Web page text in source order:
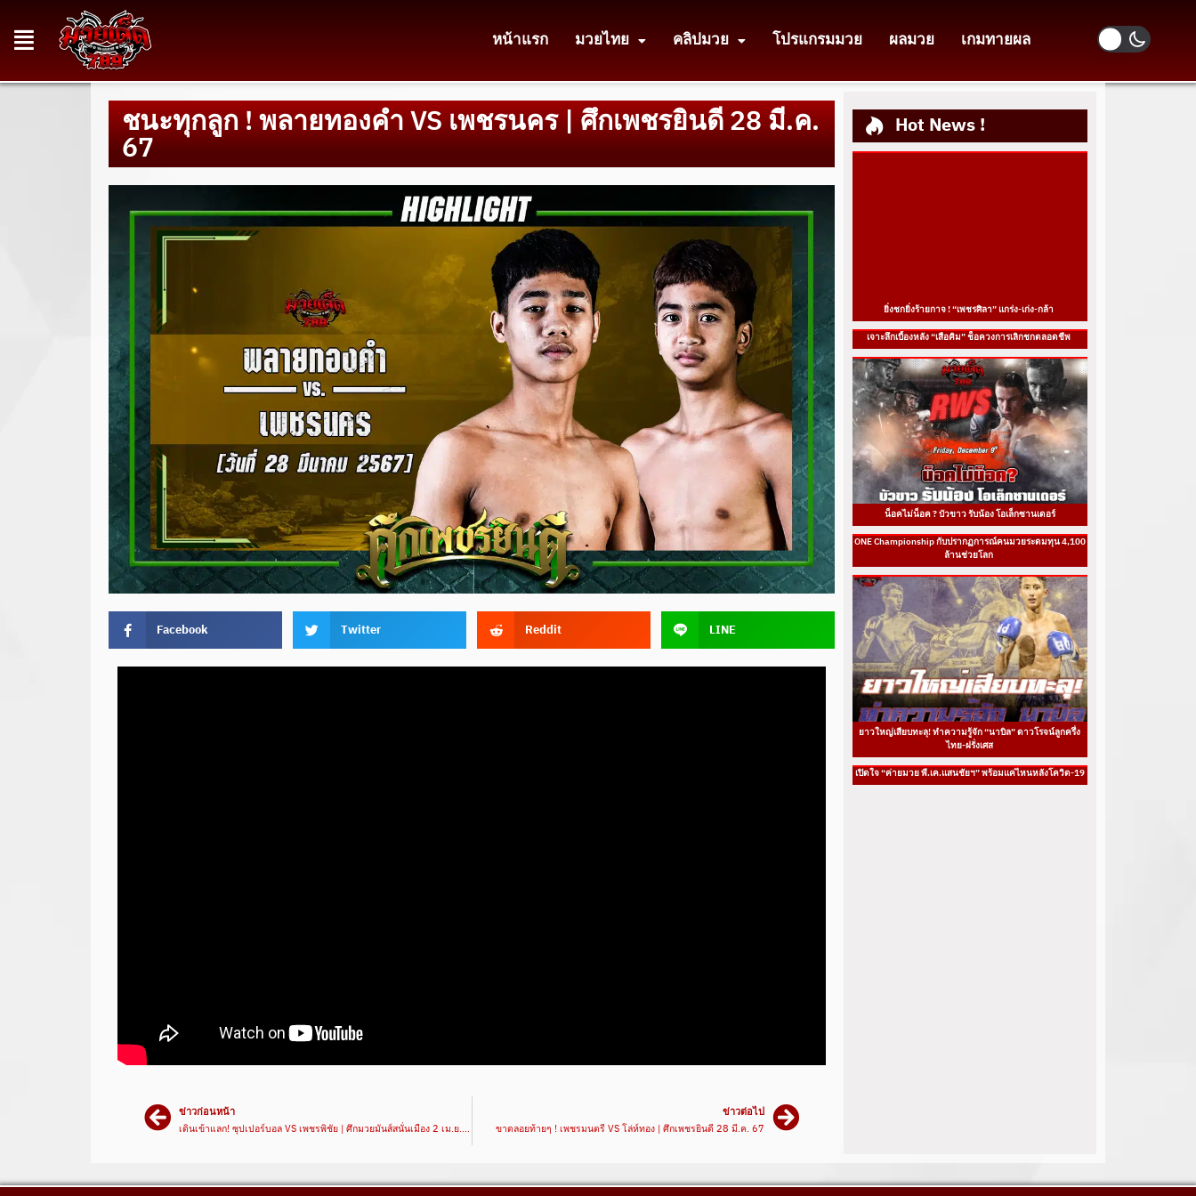
หน้าแรก มวยไทย คลิปมวย โปรแกรมมวย ผลมวย เกมทายผล
ชนะทุกลูก ! พลายทองคำ VS เพชรนคร | ศึกเพชรยินดี 28 มี.ค.
67
Facebook Twitter Reddit LINE
ข่าวก่อนหน้า
เดินเข้าแลก! ซุปเปอร์บอล VS เพชรพิชัย | ศึกมวยมันส์สนั่นเมือง 2 เม.ย. 67
ข่าวต่อไป
ขาดลอยท้ายๆ ! เพชรมนตรี VS โล่ห์ทอง | ศึกเพชรยินดี 28 มี.ค. 67
Hot News !
ยิ่งชกยิ่งร้ายกาจ ! “เพชรศิลา” แกร่ง-เก่ง-กล้า
เจาะลึกเบื้องหลัง “เสือคิม” ช็อควงการเลิกชกตลอดชีพ
น็อคไม่น็อค ? บัวขาว รับน้อง โอเล็กซานเดอร์
ONE Championship กับปรากฏการณ์คนมวยระดมทุน 4,100
ล้านช่วยโลก
ยาวใหญ่เสียบทะลุ! ทำความรู้จัก “นาบิล” ดาวโรจน์ลูกครึ่ง
ไทย-ฝรั่งเศส
เปิดใจ “ค่ายมวย พี.เค.แสนชัยฯ” พร้อมแค่ไหนหลังโควิด-19